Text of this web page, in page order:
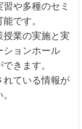
や多種のセミ
です。
授業の実施と実
ションホール
きます。
れている情報が